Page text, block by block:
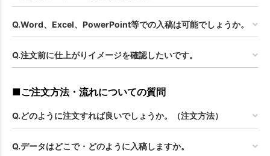
Q.Word、Excel、PowerPoint等での入稿は可能でしょうか。
Q.注文前に仕上がりイメージを確認したいです。
■ご注文方法・流れについての質問
Q.どのように注文すれば良いでしょうか。（注文方法）
Q.データはどこで・どのように入稿しますか。